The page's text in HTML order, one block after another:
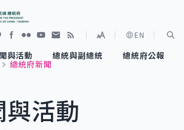
展開字級選單
EN
員會
與活動 總統與副總統 總統府公報
總統府新聞
活動